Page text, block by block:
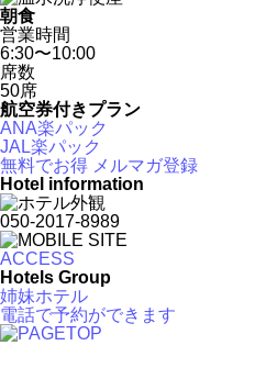
朝食
営業時間
6:30〜10:00
席数
50席
航空券付きプラン
ANA楽パック
JAL楽パック
無料でお得 メルマガ登録
Hotel information
050-2017-8989
ACCESS
Hotels Group
姉妹ホテル
電話で予約ができます